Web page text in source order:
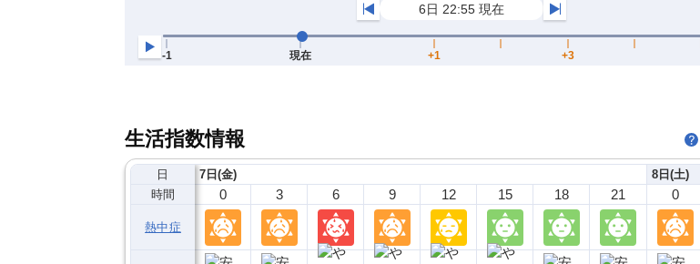
生活指数情報
日
時間
熱中症
7日(金)
0 3 6 9 12 15 18 21
8日(土)
0